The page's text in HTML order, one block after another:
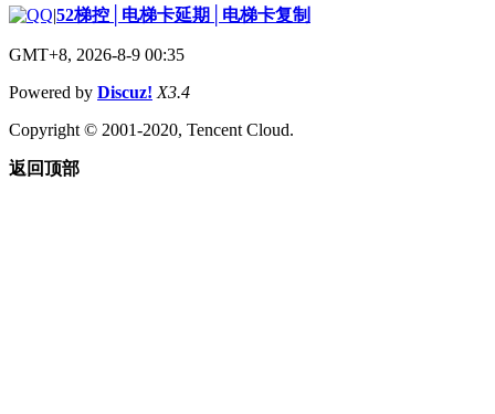
|52梯控│电梯卡延期│电梯卡复制
GMT+8, 2026-8-9 00:35
Powered by Discuz! X3.4
Copyright © 2001-2020, Tencent Cloud.
返回顶部